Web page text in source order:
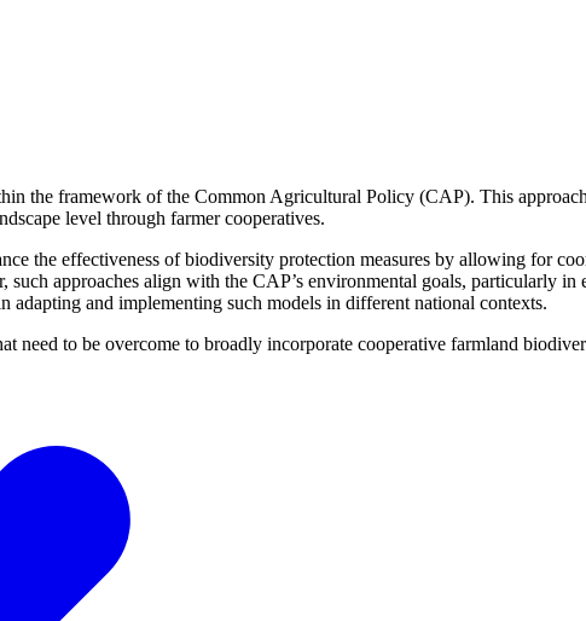
the framework of the Common Agricultural Policy (CAP). This
level through farmer cooperatives.
the effectiveness of biodiversity protection measures by allowing for
approaches align with the CAP’s environmental goals, particularly in
and implementing such models in different national contexts.
need to be overcome to broadly incorporate cooperative farmland